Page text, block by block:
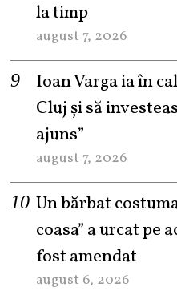
la timp
august 7, 2026
Ioan Varga ia în
Cluj și să
ajuns”
august 7, 2026
Un bărbat
coasa” a urcat pe
fost amendat
august 6, 2026